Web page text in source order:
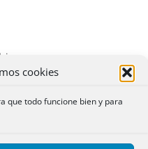
cookies
que todo funcione bien y para